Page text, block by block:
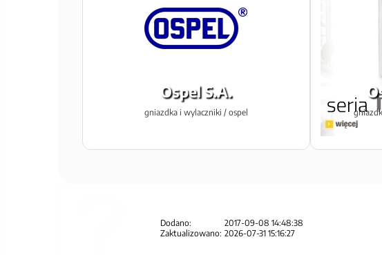
Ospel S.A.
gniazdka i wylaczniki / ospel
Dodano:
2017-09-08 14:48:38
Zaktualizowano: 2026-07-31 15:16:27